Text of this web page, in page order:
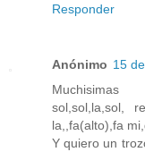
Responder
Anónimo 15
Muchisimas
sol,sol,la,sol,
la,,fa(alto),fa
Y quiero un